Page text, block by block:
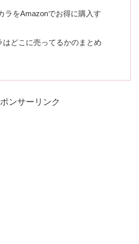
ラをAmazonでお得に購入す
はどこに売ってるかのまとめ
ンサーリンク